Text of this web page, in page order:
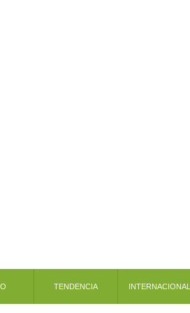
TENDENCIA INTERNACIONAL